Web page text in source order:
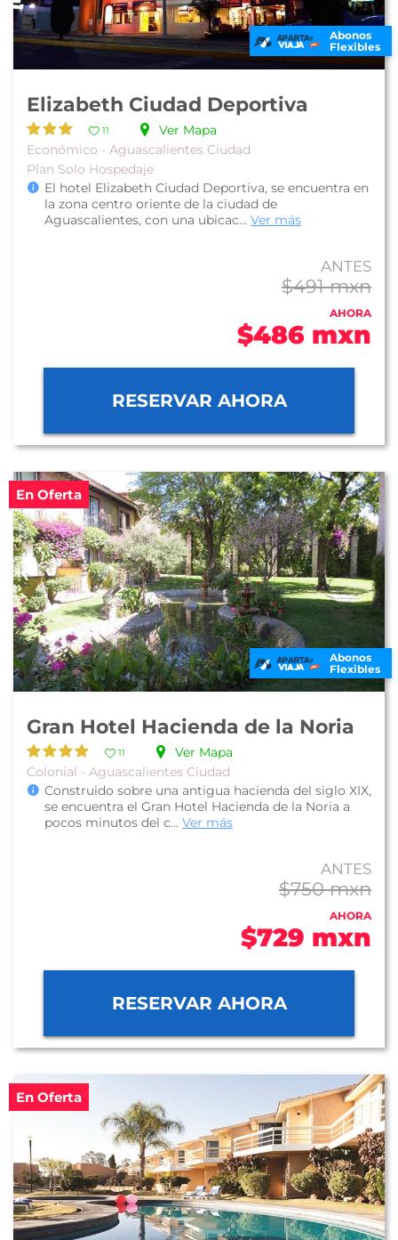
Abonos
Flexibles
Elizabeth Ciudad Deportiva
11
Ver Mapa
Económico - Aguascalientes Ciudad
Plan Solo Hospedaje
El hotel Elizabeth Ciudad Deportiva, se encuentra en
la zona centro oriente de la ciudad de
Aguascalientes, con una ubicac... Ver más
ANTES
$491 mxn
AHORA
$486 mxn
RESERVAR AHORA
En Oferta
Abonos
Flexibles
Gran Hotel Hacienda de la Noria
11
Ver Mapa
Colonial - Aguascalientes Ciudad
Construido sobre una antigua hacienda del siglo XIX,
se encuentra el Gran Hotel Hacienda de la Noria a
pocos minutos del c... Ver más
ANTES
$750 mxn
AHORA
$729 mxn
RESERVAR AHORA
En Oferta